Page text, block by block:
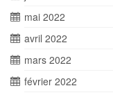
mai 2022
avril 2022
mars 2022
février 2022